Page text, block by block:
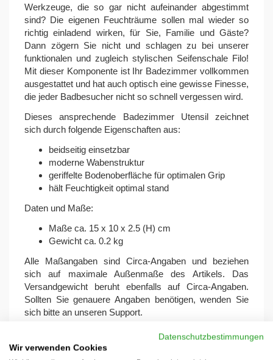
Werkzeuge, die so gar nicht aufeinander abgestimmt
sind? Die eigenen Feuchträume sollen mal wieder so
richtig einladend wirken, für Sie, Familie und Gäste?
Dann zögern Sie nicht und schlagen zu bei unserer
funktionalen und zugleich stylischen Seifenschale Filo!
Mit dieser Komponente ist Ihr Badezimmer vollkommen
ausgestattet und hat auch optisch eine gewisse Finesse,
die jeder Badbesucher nicht so schnell vergessen wird.
Dieses ansprechende Badezimmer Utensil zeichnet
sich durch folgende Eigenschaften aus:
beidseitig einsetzbar
moderne Wabenstruktur
geriffelte Bodenoberfläche für optimalen Grip
hält Feuchtigkeit optimal stand
Daten und Maße:
Maße ca. 15 x 10 x 2.5 (H) cm
Gewicht ca. 0.2 kg
Alle Maßangaben sind Circa-Angaben und beziehen
sich auf maximale Außenmaße des Artikels. Das
Versandgewicht beruht ebenfalls auf Circa-Angaben.
Sollten Sie genauere Angaben benötigen, wenden Sie
sich bitte an unseren Support.
Hersteller: Onlinediscount24 eSales GmbH, Am
Datenschutzbestimmungen
Wir verwenden Cookies